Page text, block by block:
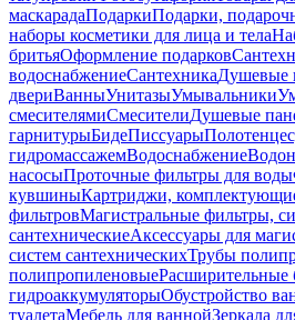
маскарадаПодаркиПодарки,
наборы косметики для лица и тела
бритьяОформление подарков
водоснабжениеСантехникаДушевые
двериВанныУнитазыУмывальники
смесителямиСмесителиДушевые
гарнитурыБидеПиссуары
гидромассажемВодоснабжение
насосыПроточные фильтры для воды
кувшиныКартриджи,
фильтровМагистральные фильтры,
сантехническиеАксессуары для
систем сантехническихТрубы
полипропиленовыеРасширительные
гидроаккумуляторыОбустройство
туалетаМебель для ваннойЗеркала